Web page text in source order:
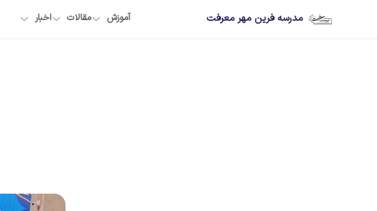
مدرسه فرین مهر معرفت آموزش مقالات اخبار